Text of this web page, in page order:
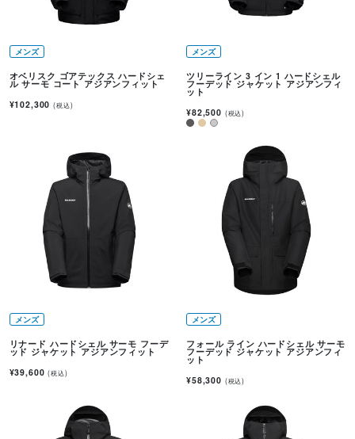
メンズ
オベリスク ゴアテックス ハードシェ
ル サーモ コート アジアンフィット
¥102,300(税込)
メンズ
ツリーライン 3 イン 1 ハードシェル
フーデッド ジャケット アジアンフィ
ット
¥82,500 (税込)
メンズ
リナード ハードシェル サーモ フーデ
ッド ジャケット アジアンフィット
¥39,600(税込)
メンズ
フォール ライン ハードシェル サーモ
フーデッド ジャケット アジアンフィ
ット
¥58,300 (税込)